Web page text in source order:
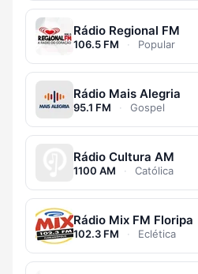
Rádio Regional FM
106.5 FM · Popular
Rádio Mais Alegria
95.1 FM · Gospel
Rádio Cultura AM
1100 AM · Católica
Rádio Mix FM Floripa
102.3 FM · Eclética